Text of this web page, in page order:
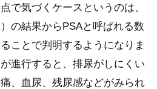
で気づくケースというのは、
の結果からPSAと呼ばれる数
ことで判明するようになりま
進行すると、排尿がしにくい
、血尿、残尿感などがみられ